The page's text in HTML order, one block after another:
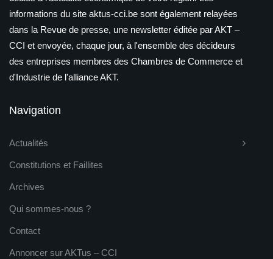
informations du site aktus-cci.be sont également relayées
dans la Revue de presse, une newsletter éditée par AKT –
CCI et envoyée, chaque jour, à l'ensemble des décideurs
des entreprises membres des Chambres de Commerce et
d'Industrie de l'alliance AKT.
Navigation
Actualités
Constitutions et Faillites
Archives
Qui sommes-nous ?
Contact
Annoncer sur AKTus – CCI